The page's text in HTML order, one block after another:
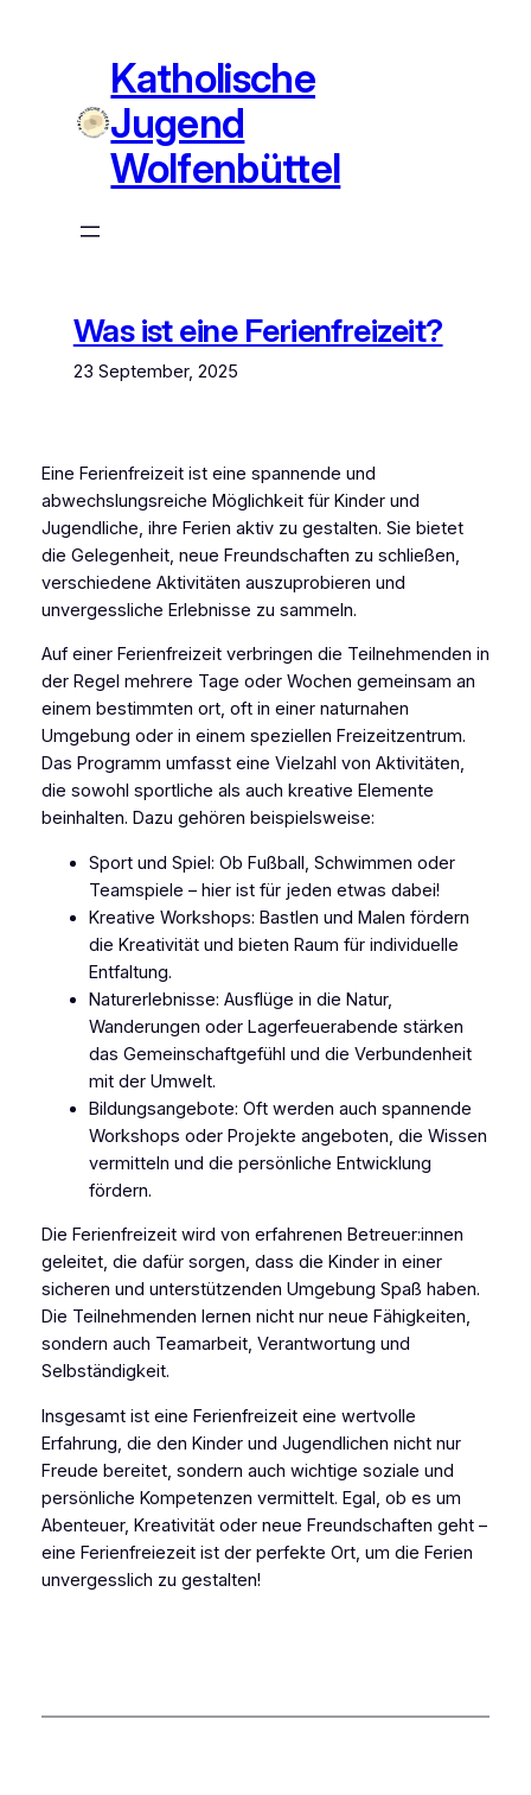
Katholische
Jugend
Wolfenbüttel
Was ist eine Ferienfreizeit?
23 September, 2025
Eine Ferienfreizeit ist eine spannende und
abwechslungsreiche Möglichkeit für Kinder und
Jugendliche, ihre Ferien aktiv zu gestalten. Sie bietet
die Gelegenheit, neue Freundschaften zu schließen,
verschiedene Aktivitäten auszuprobieren und
unvergessliche Erlebnisse zu sammeln.
Auf einer Ferienfreizeit verbringen die Teilnehmenden in
der Regel mehrere Tage oder Wochen gemeinsam an
einem bestimmten ort, oft in einer naturnahen
Umgebung oder in einem speziellen Freizeitzentrum.
Das Programm umfasst eine Vielzahl von Aktivitäten,
die sowohl sportliche als auch kreative Elemente
beinhalten. Dazu gehören beispielsweise:
Sport und Spiel: Ob Fußball, Schwimmen oder
Teamspiele – hier ist für jeden etwas dabei!
Kreative Workshops: Bastlen und Malen fördern
die Kreativität und bieten Raum für individuelle
Entfaltung.
Naturerlebnisse: Ausflüge in die Natur,
Wanderungen oder Lagerfeuerabende stärken
das Gemeinschaftgefühl und die Verbundenheit
mit der Umwelt.
Bildungsangebote: Oft werden auch spannende
Workshops oder Projekte angeboten, die Wissen
vermitteln und die persönliche Entwicklung
fördern.
Die Ferienfreizeit wird von erfahrenen Betreuer:innen
geleitet, die dafür sorgen, dass die Kinder in einer
sicheren und unterstützenden Umgebung Spaß haben.
Die Teilnehmenden lernen nicht nur neue Fähigkeiten,
sondern auch Teamarbeit, Verantwortung und
Selbständigkeit.
Insgesamt ist eine Ferienfreizeit eine wertvolle
Erfahrung, die den Kinder und Jugendlichen nicht nur
Freude bereitet, sondern auch wichtige soziale und
persönliche Kompetenzen vermittelt. Egal, ob es um
Abenteuer, Kreativität oder neue Freundschaften geht –
eine Ferienfreiezeit ist der perfekte Ort, um die Ferien
unvergesslich zu gestalten!